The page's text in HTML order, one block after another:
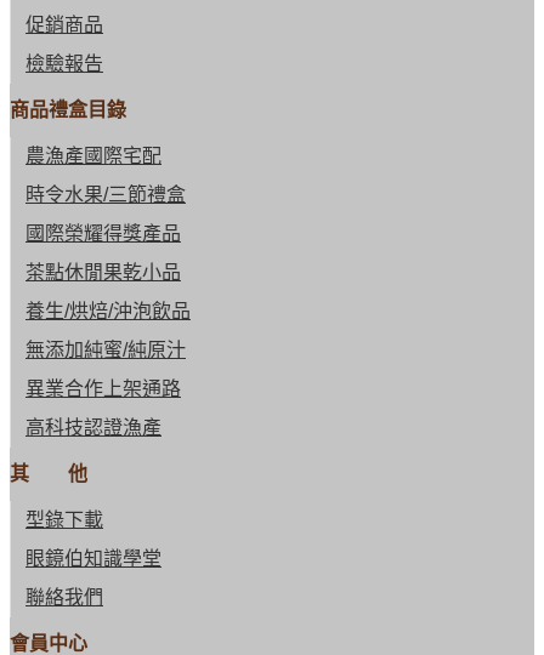
促銷商品
檢驗報告
商品禮盒目錄
農漁產國際宅配
時令水果/三節禮盒
國際榮耀得獎產品
茶點休閒果乾小品
養生/烘焙/沖泡飲品
無添加純蜜/純原汁
異業合作上架通路
高科技認證漁產
其 他
型錄下載
眼鏡伯知識學堂
聯絡我們
會員中心